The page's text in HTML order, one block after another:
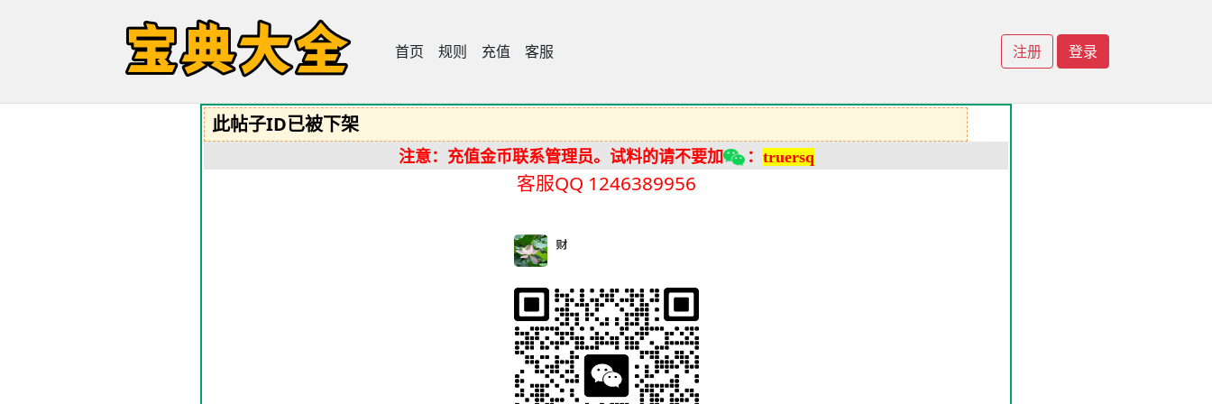
首页 规则 充值 客服 注册 登录
宝典大全
此帖子ID已被下架
注意：充值金币联系管理员。试料的请不要加 ： truersq
客服QQ 1246389956